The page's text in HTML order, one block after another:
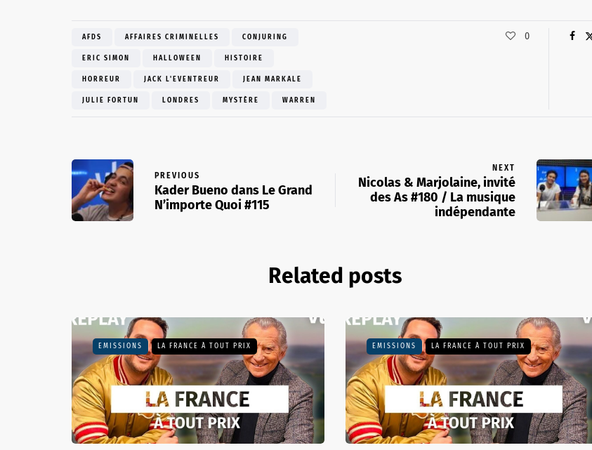
AFDS AFFAIRES CRIMINELLES CONJURING
ERIC SIMON HALLOWEEN HISTOIRE
HORREUR JACK L'EVENTREUR JEAN MARKALE
JULIE FORTUN LONDRES MYSTÈRE WARREN
0
PREVIOUS
Kader Bueno dans Le Grand
N’importe Quoi #115
NEXT
Nicolas & Marjolaine, invité
des As #180 / La musique
indépendante
Related posts
EMISSIONS LA FRANCE À TOUT PRIX EMISSIONS LA FRANCE À TOUT PRIX